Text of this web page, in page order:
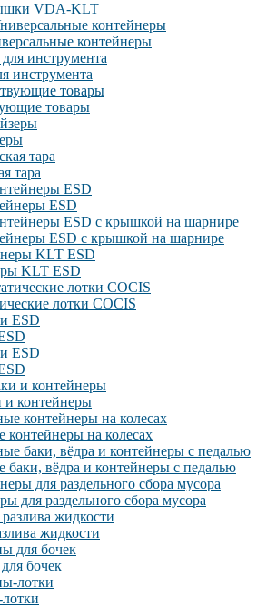
VDA-KLT
контейнеры
инструмента
товары
тара
ЕSD
ESD с крышкой на шарнире
KLT ESD
лотки COCIS
контейнеры
на колесах
вёдра и контейнеры с педалью
для раздельного сбора мусора
жидкости
бочек